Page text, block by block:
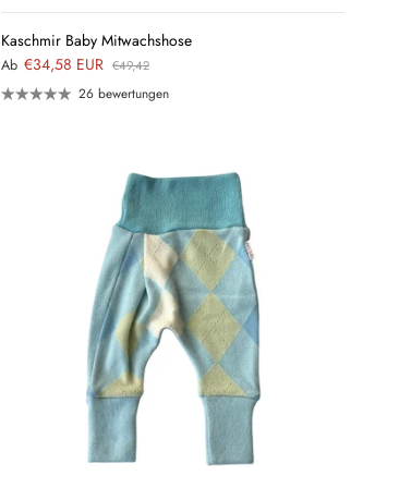
Kaschmir Baby Mitwachshose
Ab €34,58 EUR €49,42
26 bewertungen